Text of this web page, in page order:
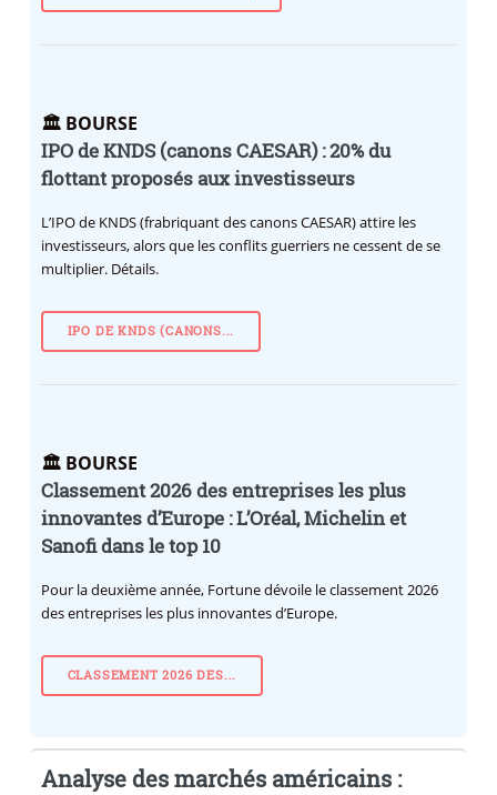
🏛️ BOURSE
IPO de KNDS (canons CAESAR) : 20% du
flottant proposés aux investisseurs
L’IPO de KNDS (frabriquant des canons CAESAR) attire les
investisseurs, alors que les conflits guerriers ne cessent de se
multiplier. Détails.
IPO DE KNDS (CANONS...
🏛️ BOURSE
Classement 2026 des entreprises les plus
innovantes d’Europe : L’Oréal, Michelin et
Sanofi dans le top 10
Pour la deuxième année, Fortune dévoile le classement 2026
des entreprises les plus innovantes d’Europe.
CLASSEMENT 2026 DES...
Analyse des marchés américains :